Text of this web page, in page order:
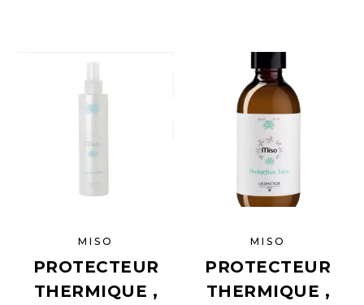
MISO
PROTECTEUR
THERMIQUE ,
MISO
PROTECTEUR
THERMIQUE ,